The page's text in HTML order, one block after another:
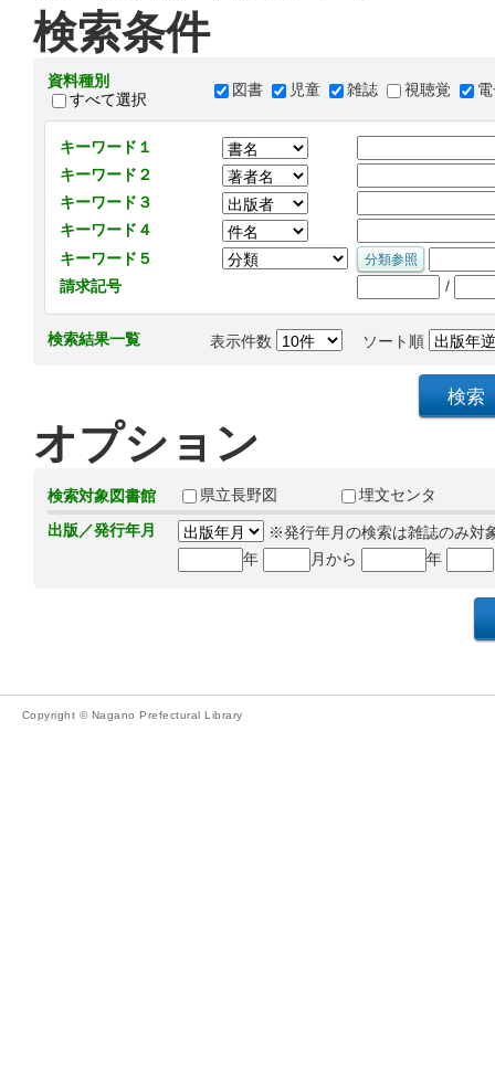
検索条件
資料種別
すべて選択
図書 児童 雑誌 視聴覚
キーワード１
キーワード２
キーワード３
キーワード４
キーワード５
請求記号
/
検索結果一覧 表示件数 ソート順
オプション
検索対象図書館 県立長野図
埋文センタ
出版／発行年月
※発行年月の検索は雑誌のみ対
年
月から 年
Copyright © Nagano Prefectural Library